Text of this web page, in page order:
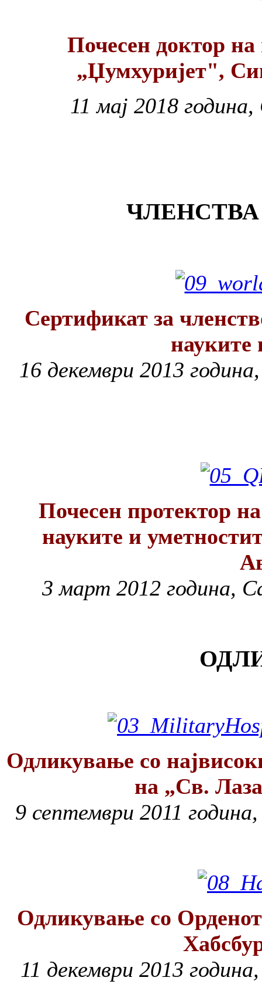
Почесен доктор
„Џумхуријет",
11 мај 2018
Сертификат за
науките
16 декември 2013
Почесен протектор
науките и
3 март 2012 година,
Одликување со
на „Св.
9 септември 2011
Одликување со
11 декември 2013